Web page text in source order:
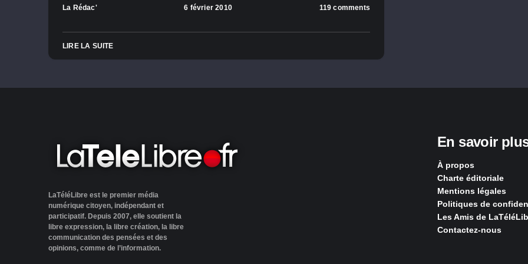
La Rédac' 6 février 2010 119 comments
LIRE LA SUITE
LaTéléLibre est le premier média
numérique citoyen, indépendant et
participatif. Depuis 2007, elle soutient la
libre expression, la libre création, la libre
communication des pensées et des
opinions, comme de l’information.
En savoir
À propos
Charte éditoriale
Mentions légales
Politiques de
Les Amis de
Contactez-nous